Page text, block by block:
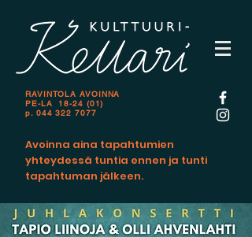
RAVINTOLA AVOINNA
PE-LA 18-24 (01)
p. 044 322 7077
Avoinna aina tapahtumien
yhteydessä tuntia ennen ja tunti
tapahtuman jälkeen.